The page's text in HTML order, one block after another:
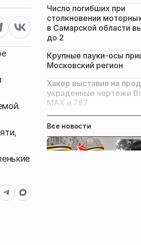
Число погибших при
столкновении
в Самарской области
до 2
Крупные пауки-осы
Московский регион
Хакер выставил на
украденные чертежи
MAX и 787
Все новости